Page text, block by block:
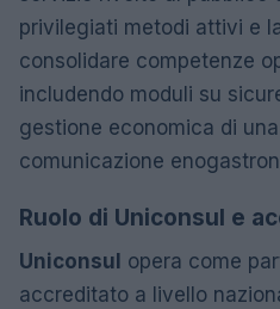
privilegiati metodi attivi e
consolidare competenze
includendo moduli su
gestione economica di
comunicazione
Ruolo di Uniconsul e
Uniconsul opera come
accreditato a livello